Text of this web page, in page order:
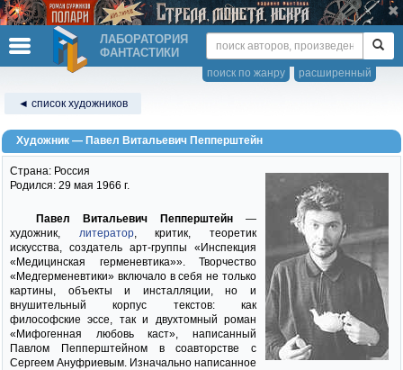
ЛАБОРАТОРИЯ
ФАНТАСТИКИ
расширенный
поиск по жанру
◄ список художников
Художник — Павел Витальевич Пепперштейн
Страна: Россия
Родился: 29 мая 1966 г.
Павел Витальевич Пепперштейн—
художник, литератор, критик, теоретик
искусства, создатель арт-группы «Инспекция
«Медицинская герменевтика»». Творчество
«Медгерменевтики» включало в себя не только
картины, объекты и инсталляции, но и
внушительный корпус текстов: как
философские эссе, так и двухтомный роман
«Мифогенная любовь каст», написанный
Павлом Пепперштейном в соавторстве с
Сергеем Ануфриевым. Изначально написанное